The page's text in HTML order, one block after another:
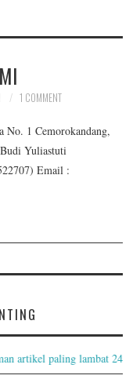
1 COMMENT
No. 1 Cemorokandang,
Yuliastuti
Email :
artikel paling lambat 24